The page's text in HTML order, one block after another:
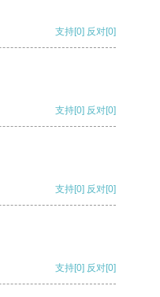
支持[0] 反对[0]
支持[0] 反对[0]
支持[0] 反对[0]
支持[0] 反对[0]